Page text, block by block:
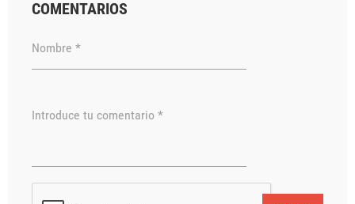
COMENTARIOS
Nombre *
Introduce tu comentario *